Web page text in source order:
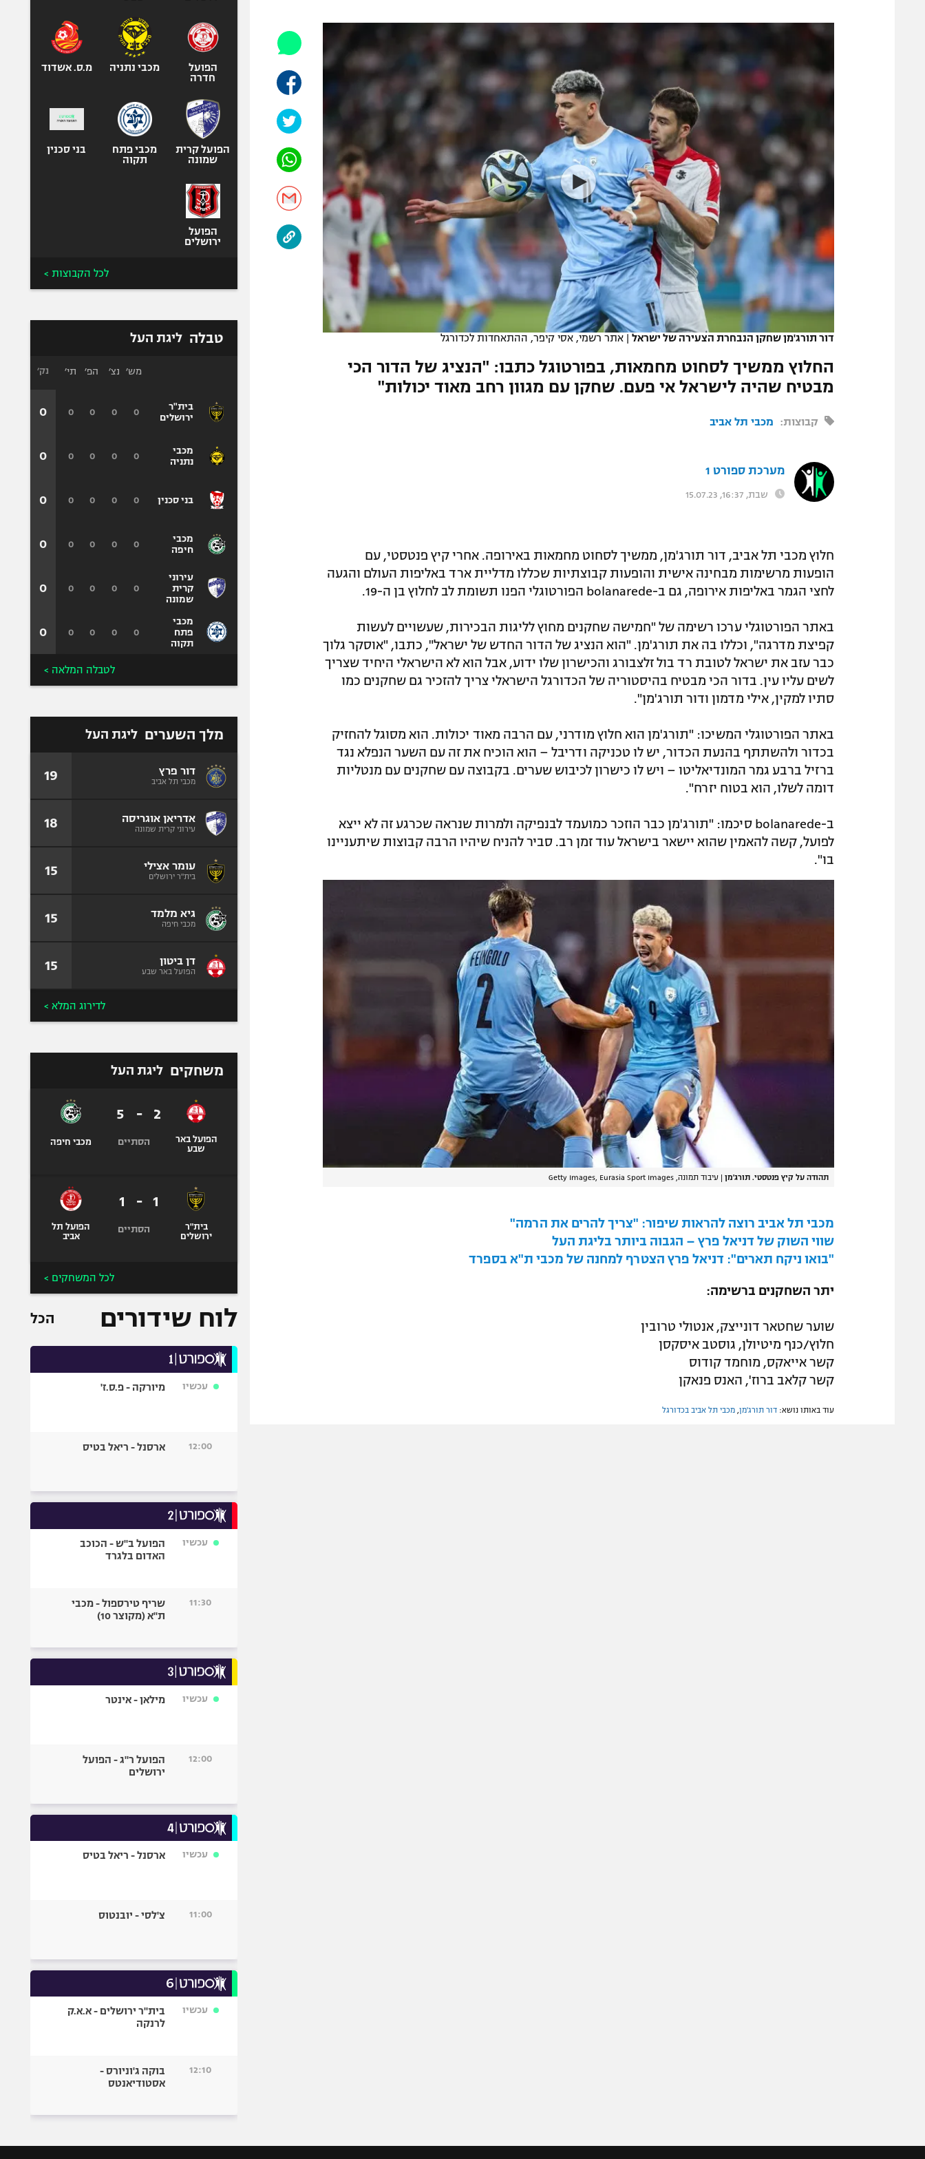
תקנון משתתפים וזוכים בפרסים
תקנון עבור פעילות ספורט 1 – "מרלן"
גיימינג E-Sports
תנאי שימוש
מדיניות פרטיות
תקנון פעילות ספורט 1
רשיון להקרנה פומבית לבית עסק
הצטרפות לחבילת הערוצים
לוח דרושים – ג'ובנט
תגיות
הפועל תל אביב
הפועל באר שבע
מכבי נתניה
בני יהודה
ליגה סינית
ליגה ברזילאית
ליגות נוספות
אופניים
ספורט מוטורי
כדורמים
בייסבול MLB
ספורט אתגרי
אומנויות לחימה
דור תורג'מן שחקן הנבחרת הצעירה של ישראל | אתר רשמי, אסי קיפר, ההתאחדות לכדורגל
החלוץ ממשיך לסחוט מחמאות, בפורטוגל כתבו: "הנציג של הדור הכי
מבטיח שהיה לישראל אי פעם. שחקן עם מגוון רחב מאוד יכולות"
קבוצות: מכבי תל אביב
מערכת ספורט 1
שבת, 16:37, 15.07.23
חלוץ מכבי תל אביב, דור תורג'מן, ממשיך לסחוט מחמאות באירופה. אחרי קיץ פנטסטי, עם
הופעות מרשימות מבחינה אישית והופעות קבוצתיות שכללו מדליית ארד באליפות העולם והגעה
לחצי הגמר באליפות אירופה, גם ב-bolanarede הפורטוגלי הפנו תשומת לב לחלוץ בן ה-19.
באתר הפורטוגלי ערכו רשימה של "חמישה שחקנים מחוץ לליגות הבכירות, שעשויים לעשות
קפיצת מדרגה", וכללו בה את תורג'מן. "הוא הנציג של הדור החדש של ישראל", כתבו, "אוסקר גלוך
כבר עזב את ישראל לטובת רד בול זלצבורג והכישרון שלו ידוע, אבל הוא לא הישראלי היחיד שצריך
לשים עליו עין. בדור הכי מבטיח בהיסטוריה של הכדורגל הישראלי צריך להזכיר גם שחקנים כמו
סתיו למקין, אילי מדמון ודור תורג'מן".
באתר הפורטוגלי המשיכו: "תורג'מן הוא חלוץ מודרני, עם הרבה מאוד יכולות. הוא מסוגל להחזיק
בכדור ולהשתתף בהנעת הכדור, יש לו טכניקה ודריבל – הוא הוכיח את זה עם השער הנפלא נגד
ברזיל ברבע גמר המונדיאליטו – ויש לו כישרון לכיבוש שערים. בקבוצה עם שחקנים עם מנטליות
דומה לשלו, הוא בטוח יזרח".
ב-bolanarede סיכמו: "תורג'מן כבר הוזכר כמועמד לבנפיקה ולמרות שנראה שכרגע זה לא ייצא
לפועל, קשה להאמין שהוא יישאר בישראל עוד זמן רב. סביר להניח שיהיו הרבה קבוצות שיתעניינו
בו".
תהודה על קיץ פנטסטי. תורג'מן עיבוד תמונה, Getty Images, Eurasia Sport Images
מכבי תל אביב רוצה להראות שיפור: "צריך להרים את הרמה"
שווי השוק של דניאל פרץ – הגבוה ביותר בליגת העל
"בואו ניקח תארים": דניאל פרץ הצטרף למחנה של מכבי ת"א בספרד
יתר השחקנים ברשימה:
שוער שחטאר דונייצק, אנטולי טרובין
חלוץ/כנף מיטיולן, גוסטב איסקסן
קשר אייאקס, מוחמד קודוס
קשר קלאב ברוז', האנס פנאקן
עוד באותו נושא: דור תורג'מן, מכבי תל אביב בכדורגל
הפועל
חדרה
מכבי נתניה מ.ס. אשדוד
הפועל קרית
שמונה
מכבי פתח
תקוה
בני סכנין
הפועל
ירושלים
לכל הקבוצות >
טבלה ליגת העל
בית"ר
ירושלים
מכבי
נתניה
בני סכנין
מכבי
חיפה
עירוני
קרית
שמונה
מכבי
פתח
תקוה
מש׳ נצ׳ הפ׳ תי׳
0
0
0
0
0
0
0
0
0
0
0
0
0
0
0
0
0
0
0
0
0
0
0
0
נק׳
0
0
0
0
0
0
לטבלה המלאה >
מלך השערים ליגת העל
דור פרץ
מכבי תל אביב 19
אדריאן אוגריסה
עירוני קרית שמונה 18
עומר אצילי
בית"ר ירושלים 15
גיא מלמד
מכבי חיפה 15
דן ביטון
הפועל באר שבע 15
לדירוג המלא >
משחקים ליגת העל
הפועל באר
שבע
2
-
5
הסתיים מכבי חיפה
בית"ר
ירושלים
1
-
1
הסתיים
הפועל תל
אביב
לכל המשחקים >
לוח שידורים הכל
עכשיו מיורקה - פ.ס.ז'
12:00 ארסנל - ריאל בטיס
עכשיו
הפועל ב"ש - הכוכב
האדום בלגרד
11:30
שריף טירספול - מכבי
ת"א (מקוצר 10)
עכשיו מילאן - אינטר
12:00
הפועל ר"ג - הפועל
ירושלים
עכשיו ארסנל - ריאל בטיס
11:00 צ'לסי - יובנטוס
עכשיו
בית"ר ירושלים - א.א.ק
לרנקה
12:10
בוקה ג'וניורס -
אסטודיאנטס